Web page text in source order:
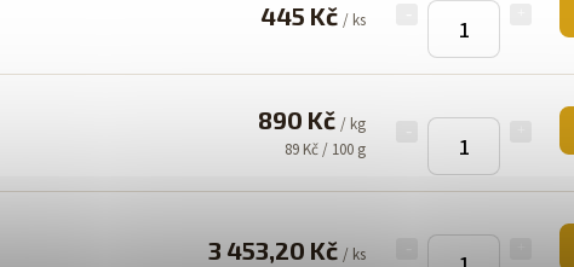
445 Kč / ks
890 Kč / kg
89 Kč / 100 g
3 453,20 Kč / ks